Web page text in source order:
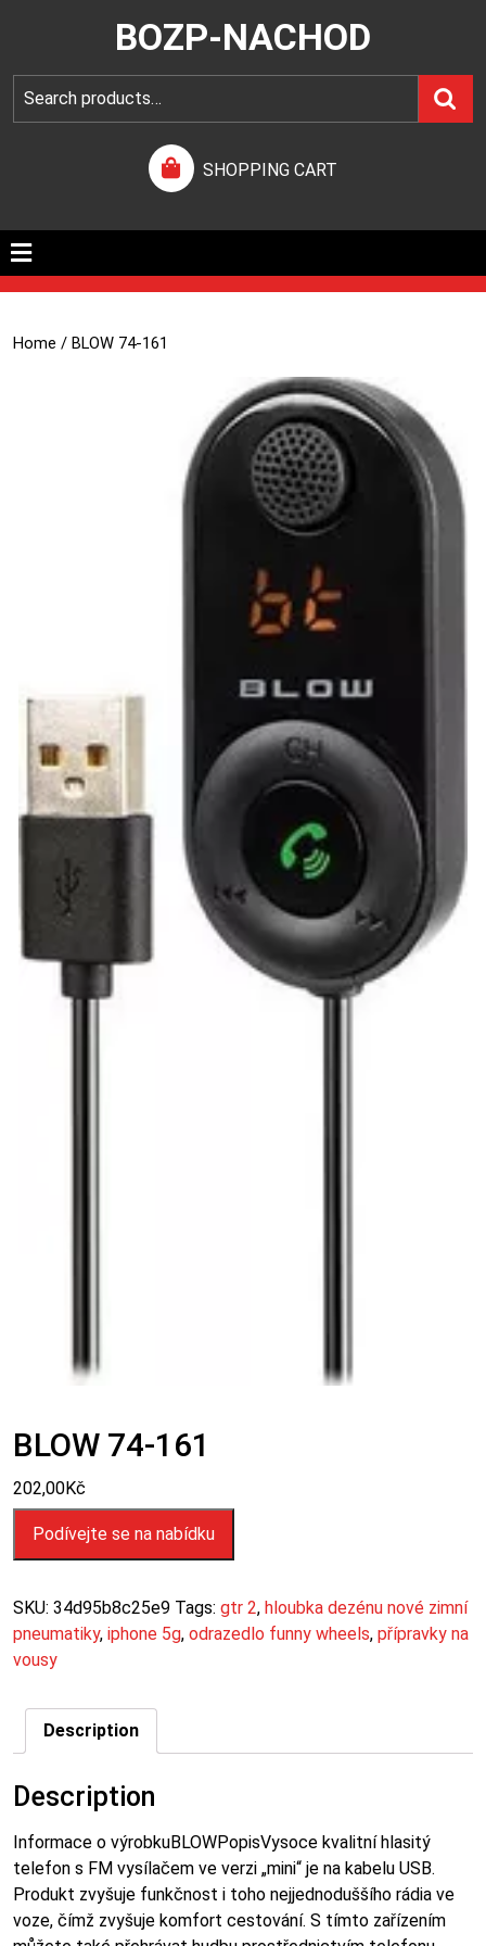
BOZP-NACHOD
SHOPPING CART
Home / BLOW 74-161
BLOW 74-161
202,00Kč
Podívejte se na nabídku
SKU: 34d95b8c25e9 Tags: gtr 2, hloubka dezénu nové zimní
pneumatiky, iphone 5g, odrazedlo funny wheels, přípravky na
vousy
Description
Description
Informace o výrobkuBLOWPopisVysoce kvalitní hlasitý
telefon s FM vysílačem ve verzi „mini“ je na kabelu USB.
Produkt zvyšuje funkčnost i toho nejjednoduššího rádia ve
voze, čímž zvyšuje komfort cestování. S tímto zařízením